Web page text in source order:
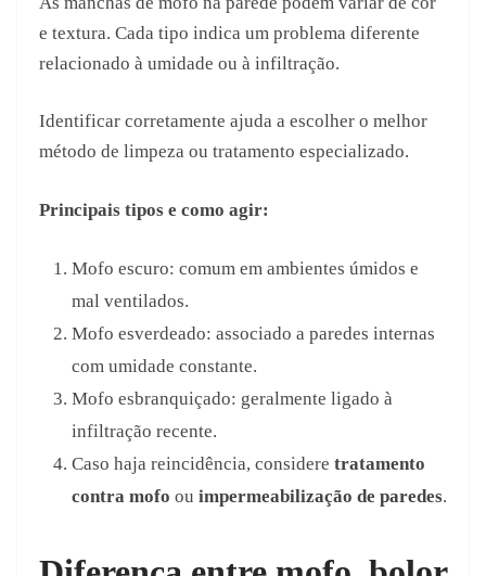
e textura. Cada tipo indica um problema diferente
relacionado à umidade ou à infiltração.
Identificar corretamente ajuda a escolher o melhor
método de limpeza ou tratamento especializado.
Principais tipos e como agir:
Mofo escuro: comum em ambientes úmidos e
mal ventilados.
Mofo esverdeado: associado a paredes internas
com umidade constante.
Mofo esbranquiçado: geralmente ligado à
infiltração recente.
Caso haja reincidência, considere tratamento
contra mofo ou impermeabilização de paredes.